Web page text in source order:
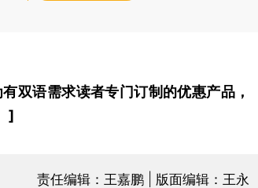
双语需求读者专门订制的优惠产品，
]
责任编辑：王嘉鹏 | 版面编辑：王永